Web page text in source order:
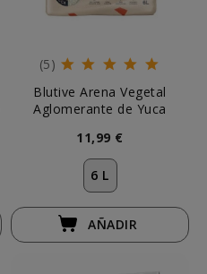
(5)
Blutive Arena Vegetal
Aglomerante de Yuca
11,99 €
6 L
AÑADIR